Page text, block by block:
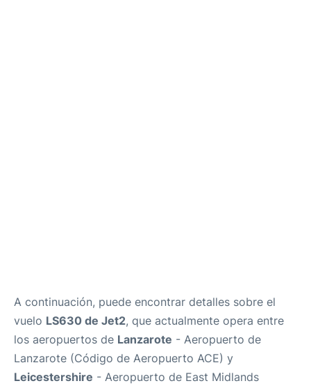
A continuación, puede encontrar detalles sobre el
vuelo LS630 de Jet2, que actualmente opera entre
los aeropuertos de Lanzarote - Aeropuerto de
Lanzarote (Código de Aeropuerto ACE) y
Leicestershire - Aeropuerto de East Midlands